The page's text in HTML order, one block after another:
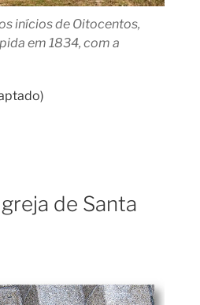
inícios de Oitocentos,
em 1834, com a
de Santa